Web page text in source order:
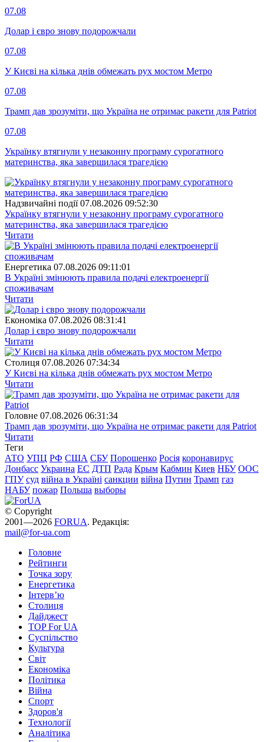
07.08
Долар і євро знову подорожчали
07.08
У Києві на кілька днів обмежать рух мостом Метро
07.08
Трамп дав зрозуміти, що Україна не отримає ракети для Patriot
07.08
Українку втягнули у незаконну програму сурогатного
материнства, яка завершилася трагедією
Надзвичайні події 07.08.2026 09:52:30
Українку втягнули у незаконну програму сурогатного
материнства, яка завершилася трагедією
Читати
Енергетика 07.08.2026 09:11:01
В Україні змінюють правила подачі електроенергії
споживачам
Читати
Економіка 07.08.2026 08:31:41
Долар і євро знову подорожчали
Читати
Столиця 07.08.2026 07:34:34
У Києві на кілька днів обмежать рух мостом Метро
Читати
Головне 07.08.2026 06:31:34
Трамп дав зрозуміти, що Україна не отримає ракети для Patriot
Читати
Теги
АТО УПЦ РФ США СБУ Порошенко Росія коронавирус
Донбасс Украина ЕС ДТП Рада Крым Кабмин Киев НБУ ООС
ГПУ суд війна в Україні санкции війна Путин Трамп газ
НАБУ пожар Польша выборы
© Copyright
2001—2026 FORUA. Редакція:
mail@for-ua.com
Головне
Рейтинги
Точка зору
Енергетика
Інтерв’ю
Столиця
Дайджест
TOP For UA
Суспiльство
Культура
Світ
Економіка
Політика
Війна
Спорт
Здоров'я
Технології
Аналітика